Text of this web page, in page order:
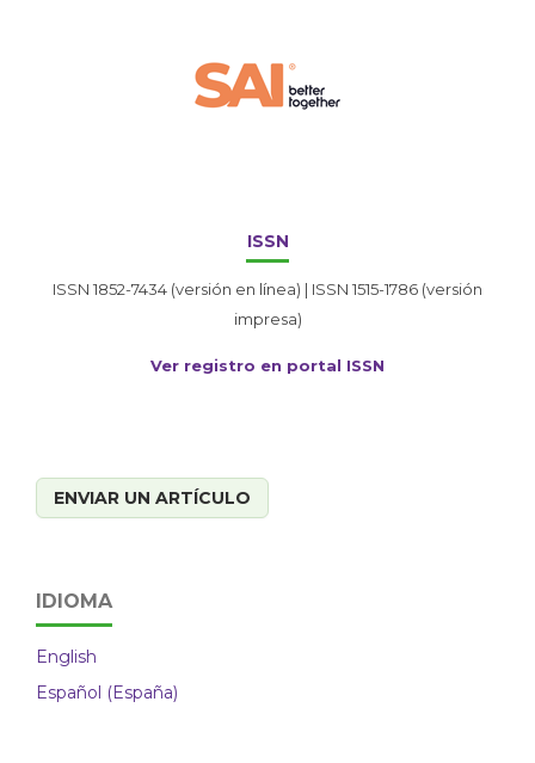
ISSN
ISSN 1852-7434 (versión en línea) | ISSN 1515-1786 (versión
impresa)
Ver registro en portal ISSN
ENVIAR UN ARTÍCULO
IDIOMA
English
Español (España)